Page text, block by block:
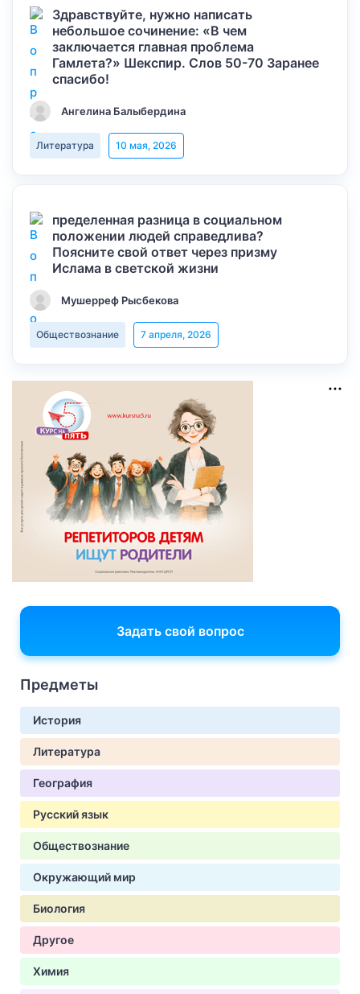
Здравствуйте, нужно написать
небольшое сочинение: «В чем
заключается главная проблема
Гамлета?» Шекспир. Слов 50-70 Заранее
спасибо!
Ангелина Балыбердина
Литература 10 мая, 2026
пределенная разница в социальном
положении людей справедлива?
Поясните свой ответ через призму
Ислама в светской жизни
Мушерреф Рысбекова
Обществознание 7 апреля, 2026
Задать свой вопрос
Предметы
История
Литература
География
Русский язык
Обществознание
Окружающий мир
Биология
Другое
Химия